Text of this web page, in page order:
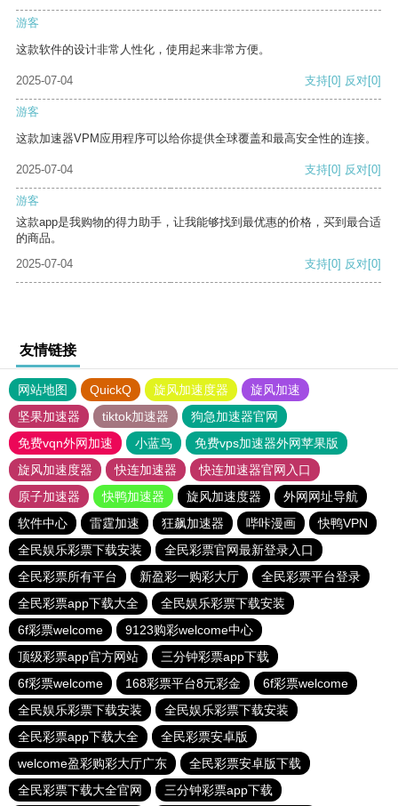
游客
这款软件的设计非常人性化，使用起来非常方便。
2025-07-04 支持[0] 反对[0]
游客
这款加速器VPM应用程序可以给你提供全球覆盖和最高安全性的连接。
2025-07-04 支持[0] 反对[0]
游客
这款app是我购物的得力助手，让我能够找到最优惠的价格，买到最合适
的商品。
2025-07-04
支持[0] 反对[0]
友情链接
网站地图 QuickQ 旋风加速度器
旋风加速
坚果加速器
tiktok加速器
狗急加速器官网
免费vqn外网加速
小蓝鸟
免费vps加速器外网苹果版
旋风加速度器
快连加速器
快连加速器官网入口
原子加速器
快鸭加速器 旋风加速度器
外网网址导航
软件中心
雷霆加速 狂飙加速器 哔咔漫画
快鸭VPN
全民娱乐彩票下载安装
全民彩票官网最新登录入口
全民彩票所有平台
新盈彩一购彩大厅
全民彩票平台登录
全民彩票app下载大全
全民娱乐彩票下载安装
6f彩票welcome
9123购彩welcome中心
顶级彩票app官方网站
三分钟彩票app下载
6f彩票welcome
168彩票平台8元彩金
6f彩票welcome
全民娱乐彩票下载安装
全民娱乐彩票下载安装
全民彩票app下载大全
全民彩票安卓版
welcome盈彩购彩大厅广东
全民彩票安卓版下载
全民彩票下载大全官网
三分钟彩票app下载